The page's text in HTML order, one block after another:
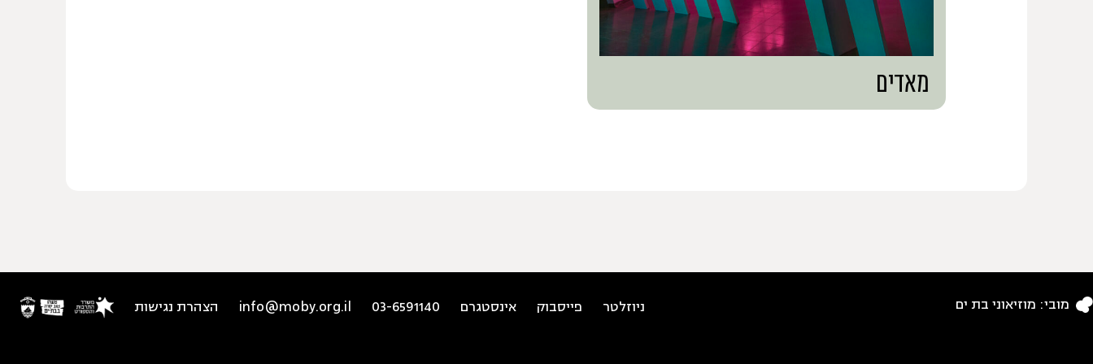
מאדים
ניוזלטר פייסבוק אינסטגרם 03-6591140
info@moby.org.il הצהרת נגישות מובי: מוזיאוני בת ים